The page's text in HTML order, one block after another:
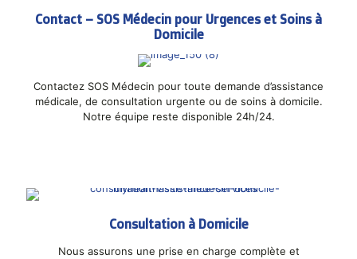
Contact – SOS Médecin pour Urgences et Soins à
Domicile
Contactez SOS Médecin pour toute demande d’assistance
médicale, de consultation urgente ou de soins à domicile.
Notre équipe reste disponible 24h/24.
Consultation à Domicile
Nous assurons une prise en charge complète et